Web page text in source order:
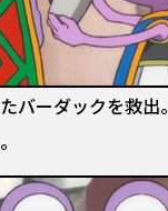
バーダックを救出。